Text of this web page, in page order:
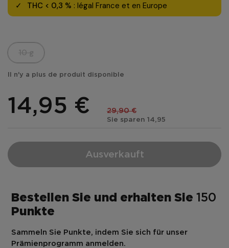
THC < 0,3 % : légal France et en Europe
10 g
Il n'y a plus de produit disponible
14,95 € 29,90 €
Sie sparen 14,95
Ausverkauft
Bestellen Sie und erhalten Sie 150
Punkte
Sammeln Sie Punkte, indem Sie sich für unser
Prämienprogramm anmelden.